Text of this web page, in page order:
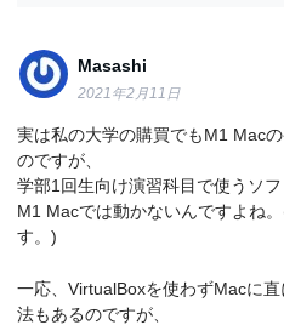
Masashi
2021年2月11日
実は私の大学の購買でもM1 Mac
のですが、
学部1回生向け演習科目で使うソ
M1 Macでは動かないんですよね
す。)
一応、VirtualBoxを使わずMacに
法もあるのですが、